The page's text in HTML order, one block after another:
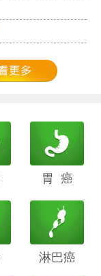
前列腺癌
胃 癌
膀胱癌
淋巴癌